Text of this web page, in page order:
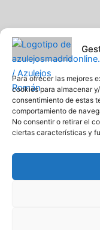
Para ofrecer las mejores
cookies para almacenar
consentimiento de estas
comportamiento de
No consentir o retirar el
ciertas características y
Pavimentos y
Web creada y